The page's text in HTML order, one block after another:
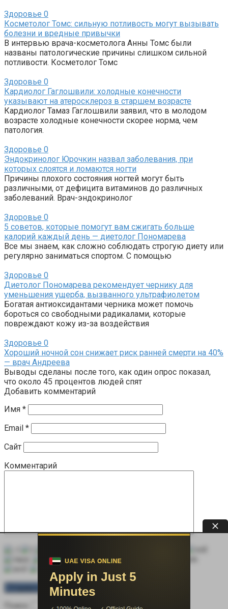
Здоровье 0
Косметолог Томс: сильную потливость могут вызывать
болезни и вредные привычки
В интервью врача-косметолога Анны Томс были
названы патологические причины слишком сильной
потливости. Косметолог Томс
Здоровье 0
Кардиолог Гаглошвили: холодные конечности
указывают на атеросклероз в старшем возрасте
Кардиолог Тамаз Гаглошвили заявил, что в молодом
возрасте холодные конечности скорее норма, чем
патология.
Здоровье 0
Эндокринолог Юрочкин назвал заболевания, при
которых слоятся и ломаются ногти
Причины плохого состояния ногтей могут быть
различными, от дефицита витаминов до различных
заболеваний. Врач-эндокринолог
Здоровье 0
5 советов, которые помогут вам сжигать больше
калорий каждый день — диетолог Пономарева
Все мы знаем, как сложно соблюдать строгую диету или
регулярно заниматься спортом. С помощью
Здоровье 0
Диетолог Пономарева рекомендует чернику для
уменьшения ущерба, вызванного ультрафиолетом
Богатая антиоксидантами черника может помочь
бороться со свободными радикалами, которые
повреждают кожу из-за воздействия
Здоровье 0
Хороший ночной сон снижает риск ранней смерти на 40%
— врач Андреева
Выводы сделаны после того, как один опрос показал,
что около 45 процентов людей спят
Добавить комментарий
Имя *
Email *
Сайт
Комментарий
Поиск: